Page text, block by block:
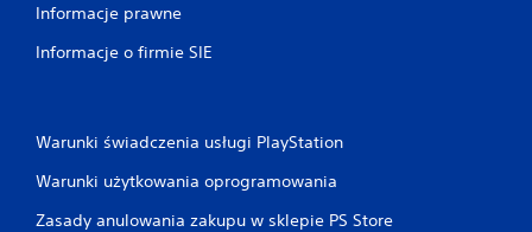
Informacje prawne
Informacje o firmie SIE
Warunki świadczenia usługi PlayStation
Warunki użytkowania oprogramowania
Zasady anulowania zakupu w sklepie PS Store